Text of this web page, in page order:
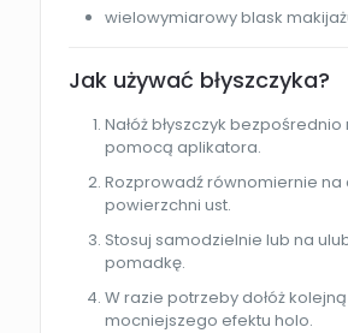
wielowymiarowy blask
Jak używać błyszczyka?
Nałóż błyszczyk bezpośrednio
pomocą aplikatora.
Rozprowadź równomiernie na
powierzchni ust.
Stosuj samodzielnie lub na
pomadkę.
W razie potrzeby dołóż
mocniejszego efektu holo.